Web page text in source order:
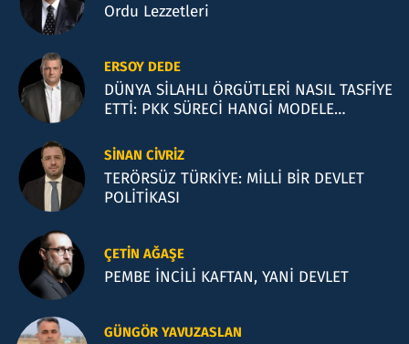
Ordu Lezzetleri
ERSOY DEDE
DÜNYA SİLAHLI ÖRGÜTLERİ NASIL TASFİYE
ETTİ: PKK SÜRECİ HANGİ MODELE
SINAN CIVRIZ
TERÖRSÜZ TÜRKİYE: MİLLİ BİR DEVLET
POLİTİKASI
ÇETIN AĞAŞE
PEMBE İNCİLİ KAFTAN, YANİ DEVLET
GÜNGÖR YAVUZASLAN